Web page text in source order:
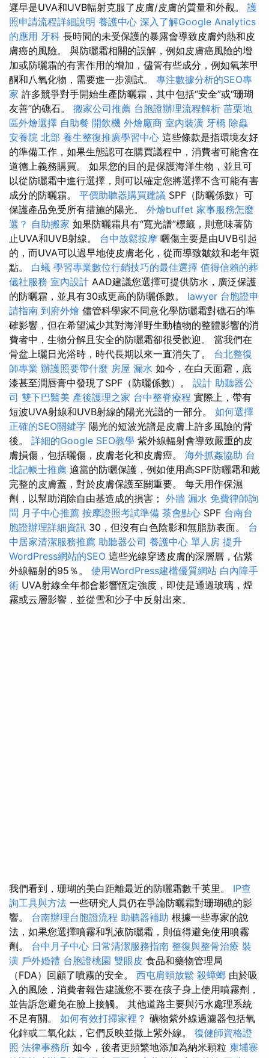
遲早是UVA和UVB輻射克服了皮膚/皮膚的質量和外觀。 護
照申請流程詳細說明 養護中心 深入了解Google Analytics
的應用 牙科 長時間的未受保護的暴露會導致皮膚灼熱和皮
膚癌的風險。 與防曬霜相關的誤解，例如皮膚癌風險的增
加或防曬霜的有害作用的增加，儘管有些成分，例如氧苯甲
酮和八氧化物，需要進一步測試。 專注數據分析的SEO專
家 許多競爭對手開始生產防曬霜，其中包括“安全”或“珊瑚
友善”的礁石。 搬家公司推薦 台胞證辦理流程解析 苗栗地
區外燴選擇 自助餐 開飲機 外燴廠商 室內裝潢 牙橋 除蟲
安養院 北部 養生整復推廣學習中心 這些條款是指環境友好
的準備工作，如果生態認可在購買議程中，消費者可能會在
道德上義務購買。 如果您的目的是保護海洋生物，並且可
以從防曬霜中進行選擇，則可以確定您將選擇不含可能有害
成分的防曬霜。 平價助聽器購買建議 SPF（防曬係數）可
保護產品免受所有措施的陽光。 外燴buffet 家事服務怎麼
選？ 自助搬家 如果防曬霜具有“寬光譜”標籤，則意味著防
止UVA和UVB射線。 台中放鬆按摩 曬傷主要是由UVB引起
的，而UVA可以過早地使皮膚老化，從而導致皺紋和老年斑
點。 白蟻 學習專業數位行銷技巧的最佳選擇 值得信賴的葬
儀社服務 室內設計 AAD建議您選擇可提供防水，廣泛保護
的防曬霜，並具有30或更高的防曬係數。 lawyer 台胞證申
請指南 到府外燴 儘管科學家不同意化學防曬霜對礁石的準
確影響，但在希望減少其對海洋野生動植物的整體影響的消
費者中，生物分解且安全的防曬霜卻很受歡迎。 當我們在
骨盆上曬日光浴時，時代長期以來一直消失了。 台北整復
師專業 辦護照要帶什麼 房屋 漏水 如今，在白天面霜，底
漆甚至潤唇膏中發現了SPF（防曬係數）。 設計 助聽器公
司 雙下巴醫美 產後護理之家 台中整脊療程 實際上，帶有
短波UVA射線和UVB射線的陽光光譜的一部分。 如何選擇
正確的SEO關鍵字 陽光的短波光譜是皮膚上許多風險的背
後。 詳細的Google SEO教學 紫外線輻射會導致嚴重的皮
膚損傷，包括曬傷，皮膚老化和皮膚癌。 海外抓姦協助 台
北記帳士推薦 適當的防曬保護，例如使用高SPF防曬霜和戴
完整的皮膚蓋，對於皮膚保護至關重要。 每天用作保濕
劑，以幫助消除自由基造成的損害； 外牆 漏水 免費律師詢
問 月子中心推薦 按摩證照考試準備 茶會點心 SPF 台南台
胞證辦理詳細資訊 30，但沒有白色陰影和無脂肪表面。 台
中居家清潔服務推薦 助聽器公司 養護中心 單人房 提升
WordPress網站的SEO 這些光線穿透皮膚的深層層，佔紫
外線輻射的95％。 使用WordPress建構優質網站 白內障手
術 UVA射線全年都會影響恆定強度，即使是通過玻璃，煙
霧或云層影響，並從雪和沙子中反射出來。
我們看到，珊瑚的美白距離最近的防曬霜數千英里。 IP查
詢工具與方法 一些研究人員仍在爭論防曬霜對珊瑚礁的影
響。 台南辦理台胞證流程 助聽器補助 根據一些專家的說
法，如果您選擇噴霧和乳液防曬霜，則值得避免使用噴霧
劑。 台中月子中心 日常清潔服務指南 整復與整骨治療 裝
潢 戶外婚禮 台胞證桃園 雙眼皮 食品和藥物管理局
（FDA）回顧了噴霧的安全。 西屯肩頸放鬆 殺蟑螂 由於吸
入的風險，消費者報告建議您不要在孩子身上使用噴霧劑，
並告訴您避免在臉上接觸。 其他道路主要與污水處理系統
不足有關。 如何有效打掃家裡？ 礦物紫外線過濾器包括氧
化鋅或二氧化鈦，它們反映並撒上紫外線。 復健師資格證
照 法律事務所 如今，後者更頻繁地添加為納米顆粒 柬埔寨